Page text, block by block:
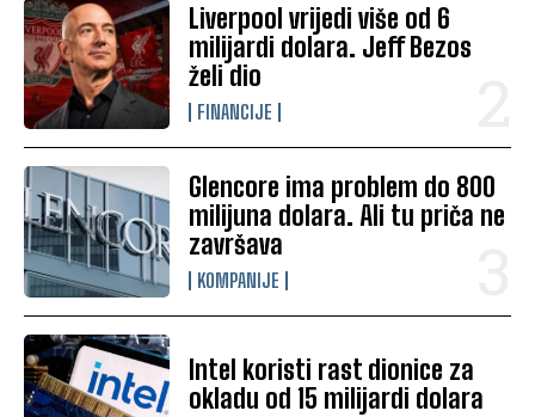
Liverpool vrijedi više od 6
milijardi dolara. Jeff Bezos
želi dio
FINANCIJE
Glencore ima problem do 800
milijuna dolara. Ali tu priča ne
završava
KOMPANIJE
Intel koristi rast dionice za
okladu od 15 milijardi dolara